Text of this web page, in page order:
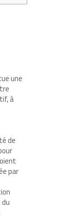
une
à
de
par
du